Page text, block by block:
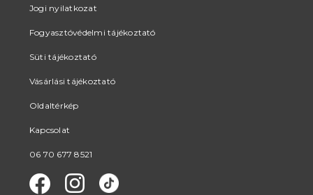
Jogi nyilatkozat
Fogyasztóvédelmi tájékoztató
Süti tájékoztató
Vásárlási tájékoztató
Oldaltérkép
Kapcsolat
06 70 677 8521